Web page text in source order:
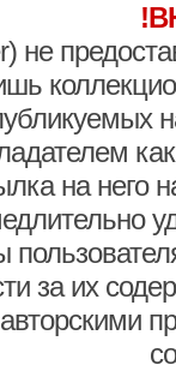
не
на него
за их